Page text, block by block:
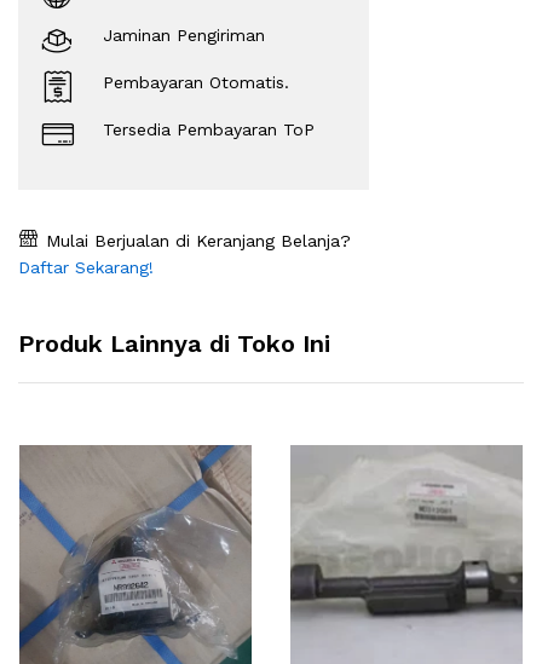
Jaminan Pengiriman
Pembayaran Otomatis.
Tersedia Pembayaran ToP
Mulai Berjualan di Keranjang Belanja?
Daftar Sekarang!
Produk Lainnya di Toko Ini